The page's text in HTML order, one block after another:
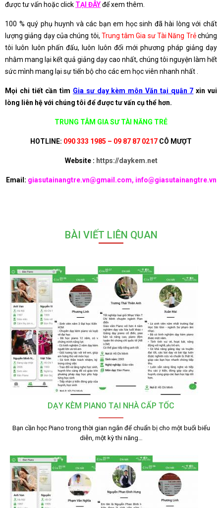
được tư vấn hoặc click TẠI ĐÂYđể xem thêm.
100 % quý phụ huynh và các bạn em học sinh đã hài lòng với chất
lượng giảng dạy của chúng tôi, Trung tâm Gia sư Tài Năng Trẻchúng
tôi luôn luôn phấn đấu, luôn luôn đổi mới phương pháp giảng dạy
nhằm mang lại kết quả giảng dạy cao nhất, chúng tôi nguyện làm hết
sức mình mang lại sự tiến bộ cho các em học viên nhanh nhất .
Mọi chi tiết cần tìm Gia sư dạy kèm môn Văn tại quận 7 xin vui
lòng liên hệ với chúng tôi để được tư vấn cụ thể hơn.
TRUNG TÂM GIA SƯ TÀI NĂNG TRẺ
HOTLINE: 090 333 1985 – 09 87 87 0217 CÔ MƯỢT
Website : https://daykem.net
Email: giasutainangtre.vn@gmail.com, info@giasutainangtre.vn
BÀI VIẾT LIÊN QUAN
DẠY KÈM PIANO TẠI NHÀ CẤP TỐC
Bạn cần học Piano trong thời gian ngắn để chuẩn bị cho một buổi biểu
diễn, một kỳ thi năng…